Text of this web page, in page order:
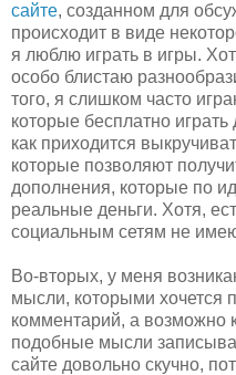
сайте, созданном для
происходит в виде
я люблю играть в игры.
особо блистаю
того, я слишком часто
которые бесплатно
как приходится
которые позволяют
дополнения, которые по
реальные деньги. Хотя,
социальным сетям не
Во-вторых, у меня
мысли, которыми хочется
комментарий, а возможно
подобные мысли
сайте довольно скучно,